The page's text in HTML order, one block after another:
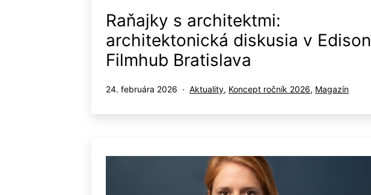
Raňajky s architektmi:
architektonická diskusia v Edison
Filmhub Bratislava
Publikované
24. februára 2026
Kategorizované
Aktuality, Koncept ročník 2026, Magazín